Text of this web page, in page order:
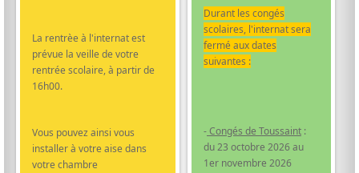
La rentrèe à l'internat est
prévue la veille de votre
rentrée scolaire, à partir de
16h00.
Vous pouvez ainsi vous
installer à votre aise dans
votre chambre
Durant les congés
scolaires, l'internat sera
fermé aux dates
suivantes :
-Congés de Toussaint :
du 23 octobre 2026 au
1er novembre 2026